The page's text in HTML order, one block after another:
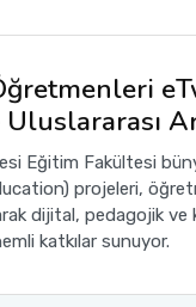
Eğitim Fakültesi
projeleri,
dijital, pedagojik ve
katkılar sunuyor.